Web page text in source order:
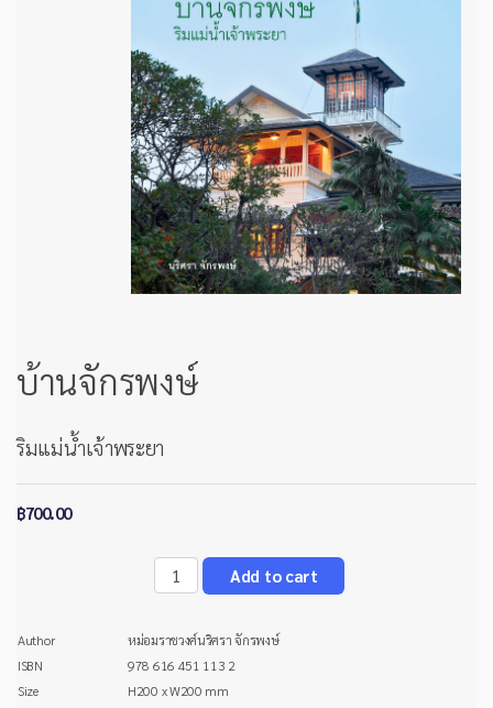
บ้านจักรพงษ์
ริมแม่น้ำเจ้าพระยา
฿700.00
Author
หม่อมราชวงศ์นริศรา จักรพงษ์
ISBN
978 616 451 113 2
Size
H200 x W200 mm